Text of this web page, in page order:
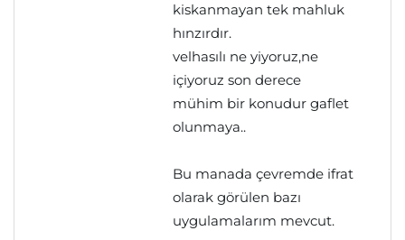
kiskanmayan tek mahluk
hınzırdır.
velhasılı ne yiyoruz,ne
içiyoruz son derece
mühim bir konudur gaflet
olunmaya..
Bu manada çevremde ifrat
olarak görülen bazı
uygulamalarım mevcut.